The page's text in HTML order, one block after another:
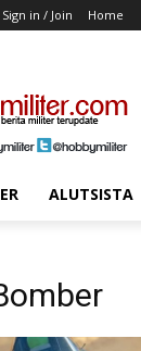
Sign in / Join Home
ALUTSISTA